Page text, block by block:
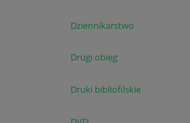
Dziennikarstwo
Drugi obieg
Druki bibliofilskie